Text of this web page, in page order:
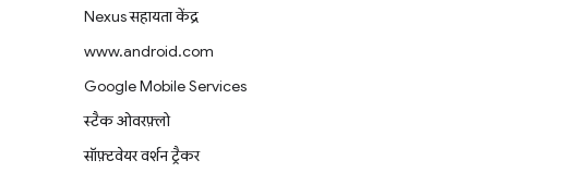
Nexus सहायता केंद्र
www.android.com
Google Mobile Services
स्टैक ओवरफ़्लो
सॉफ़्टवेयर वर्शन ट्रैकर